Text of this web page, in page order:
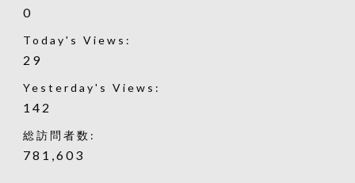
0
Today's Views:
29
Yesterday's Views:
142
総訪問者数:
781,603